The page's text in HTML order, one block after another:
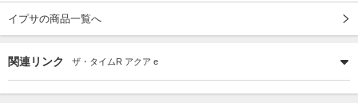
イプサの商品一覧へ
関連リンク ザ・タイムR アクア e